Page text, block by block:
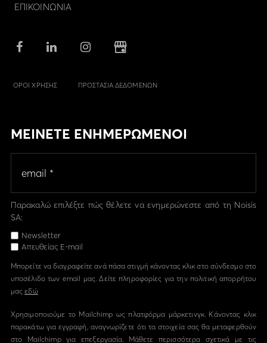
ΕΠΙΚΟΙΝΩΝΙΑ
ΟΡΟΙ ΧΡΗΣΗΣ ΠΡΟΣΤΑΣΙΑ ΔΕΔΟΜΕΝΩΝ
ΜΕΙΝΕΤΕ ΕΝΗΜΕΡΩΜΕΝΟΙ
Παρακαλώ επιλέξτε πώς θέλετε να ενημερώνεστε από τη Noisis
SA:
Newsletter
Απευθείας E-mail
Μπορείτε να διαγραφείτε ανά πάσα στιγμή κάνοντας κλικ στο σύνδεσμο στο
υποσέλιδο των email μας. Δείτε πληροφορίες για την πολιτική απορρήτου
μαςεδώ
Χρησιμοποιούμε το Mailchimp ως πλατφόρμα μάρκετινγκ. Κάνοντας κλικ
παρακάτω για εγγραφή, αναγνωρίζετε ότι τα στοιχεία σας θα μεταφερθούν
στο Mailchimp για επεξεργασία. Μάθετε περισσότερα σχετικά με τις